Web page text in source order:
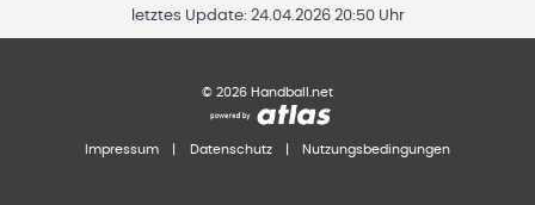
letztes Update: 24.04.2026 20:50 Uhr
© 2026 Handball.net
Impressum Datenschutz Nutzungsbedingungen